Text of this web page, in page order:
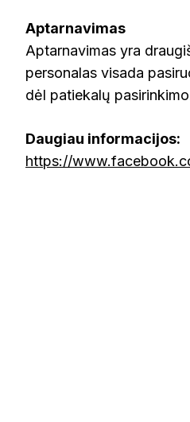
Aptarnavimas
Aptarnavimas yra
personalas visada
dėl patiekalų
Daugiau informacijos:
https://